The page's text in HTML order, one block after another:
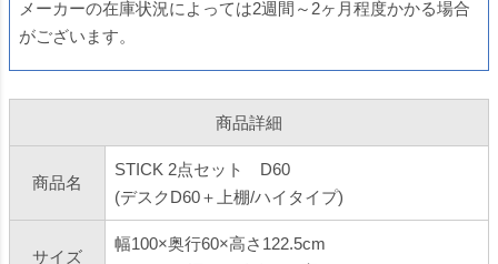
メーカーの在庫状況によっては2週間～2ヶ月程度かかる場合
がございます。
商品詳細
商品名
STICK 2点セット D60
(デスクD60＋上棚/ハイタイプ)
サイズ
幅100×奥行60×高さ122.5cm